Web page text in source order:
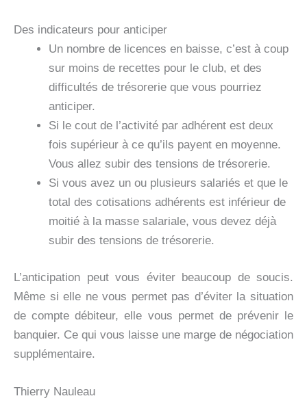
Des indicateurs pour anticiper
Un nombre de licences en baisse, c’est à coup
sur moins de recettes pour le club, et des
difficultés de trésorerie que vous pourriez
anticiper.
Si le cout de l’activité par adhérent est deux
fois supérieur à ce qu’ils payent en moyenne.
Vous allez subir des tensions de trésorerie.
Si vous avez un ou plusieurs salariés et que le
total des cotisations adhérents est inférieur de
moitié à la masse salariale, vous devez déjà
subir des tensions de trésorerie.
L’anticipation peut vous éviter beaucoup de soucis.
Même si elle ne vous permet pas d’éviter la situation
de compte débiteur, elle vous permet de prévenir le
banquier. Ce qui vous laisse une marge de négociation
supplémentaire.
Thierry Nauleau